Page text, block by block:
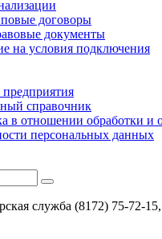
договоры
документы
на условия подключения
справочник
в отношении обработки и
персональных данных
служба (8172) 75-72-